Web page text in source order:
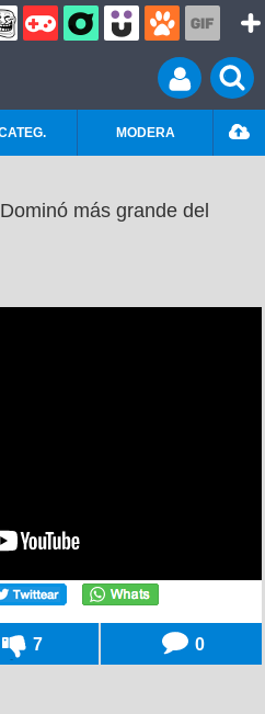
MODERA
más grande del
7 0